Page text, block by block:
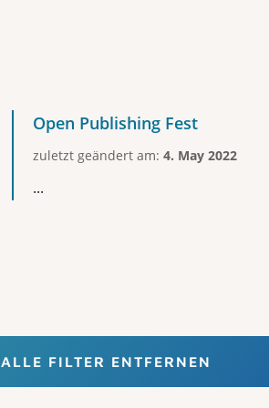
Open Publishing Fest
zuletzt geändert am: 4. May 2022
...
ALLE FILTER ENTFERNEN